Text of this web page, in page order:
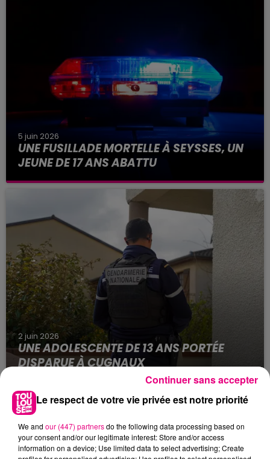
5 juin 2026
UNE FUSILLADE MORTELLE À SEYSSES, UN
JEUNE DE 17 ANS ABATTU
La scène se serait produite ce vendredi 5 juin
2026, peu après 5h. Un jeune homme de 17 ans
aurait été abattu dans une fusillade, sur la
commune de Seysses...
2 juin 2026
UNE ADOLESCENTE DE 13 ANS PORTÉE
DISPARUE À CUGNAUX
La gendarmerie de Haute-Garonne lance un
appel à témoins après la disparition d'une
mineure de 13 ans, Zuleyha Zelal Bingol, dont la
famille est sans...
Le respect de votre vie privée est notre priorité
We and our (447) partnersdo the following data processing based on
your consent and/or our legitimate interest: Store and/or access
information on a device; Use limited data to select advertising; Create
Continuer sans accepter